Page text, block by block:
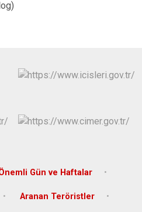
Gün ve Haftalar
Aranan Teröristler